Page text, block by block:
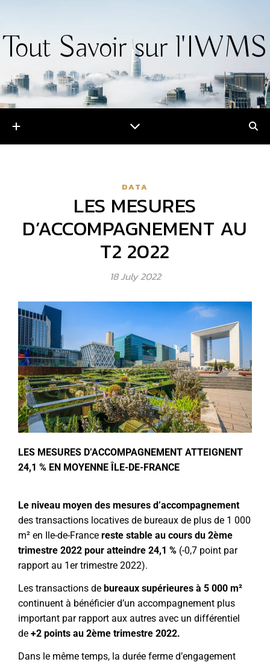
Tout Savoir sur l'IWMS
DATA
LES MESURES
D’ACCOMPAGNEMENT AU
T2 2022
18 July 2022
LES MESURES D’ACCOMPAGNEMENT ATTEIGNENT
24,1 % EN MOYENNE ÎLE-DE-FRANCE
Le niveau moyen des mesures d’accompagnement
des transactions locatives de bureaux de plus de 1 000
m² en Ile-de-France reste stable au cours du 2ème
trimestre 2022 pour atteindre 24,1 % (-0,7 point par
rapport au 1er trimestre 2022).
Les transactions de bureaux supérieures à 5 000 m²
continuent à bénéficier d’un accompagnement plus
important par rapport aux autres avec un différentiel
de +2 points au 2ème trimestre 2022.
Dans le même temps, la durée ferme d’engagement